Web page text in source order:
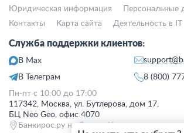
Юридическая информация
Персональные
Контакты
Карта сайта Деятельность в IT
Служба поддержки клиентов:
В Max
В Телеграм
8 (800)
Пн-пт с 10:00 до 17:00
117342, Москва, ул. Бутлерова, дом 17,
БЦ Neo Geo, офис 4070
Банкирос.ру на Яндекс.Картах